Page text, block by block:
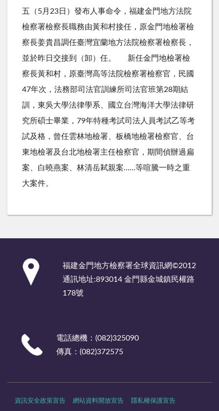
五（5月23日）發布人事命令，福建金門地方法院
檢察署檢察長職務由黃和村接任，原金門地檢署檢
察長姜貴昌調任臺灣宜蘭地方法院檢察署檢察長，
並於昨日交接到（卸）任。 新任金門地檢署檢
察長黃和村，原臺灣高等法院檢察署檢察官，民國
47年次，法務部司法官訓練所司法官班第28期結
訓，東吳大學法律學系、國立台灣海洋大學法律研
究所碩士畢業，79年特種考試司法人員考試乙等考
試及格，曾任雲林地檢署、板橋地檢署檢察官、台
東地檢署及台北地檢署主任檢察官，期間偵辦過扁
案、白曉燕案、林清岳弒親案……等喧騰一時之重
大案件。
福建金門地方檢察署全球資訊網©2012
通訊地址:893014 金門縣金城鎮民權路
178號
電話總機：(082)325090
傳真：(082)372575
資訊安全政策宣告 網站資料開放宣告 隱私權保護宣告